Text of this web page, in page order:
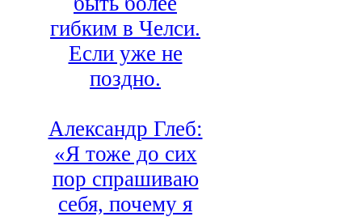
гибким в Челси.
Если уже не
поздно.
Александр Глеб:
«Я тоже до сих
пор спрашиваю
себя, почему я